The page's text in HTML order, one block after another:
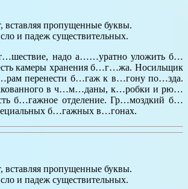
вставляя пропущенные буквы.
и падеж существительных.
надо а……уратно уложить б…
камеры хранения б…г…жа. Носильщик
перенести б…гаж к в…гону по…зда.
в ч…м…даны, к…робки и рю…
б…гажное отделение. Гр…моздкий б…
б…гажных в…гонах.
вставляя пропущенные буквы.
и падеж существительных.